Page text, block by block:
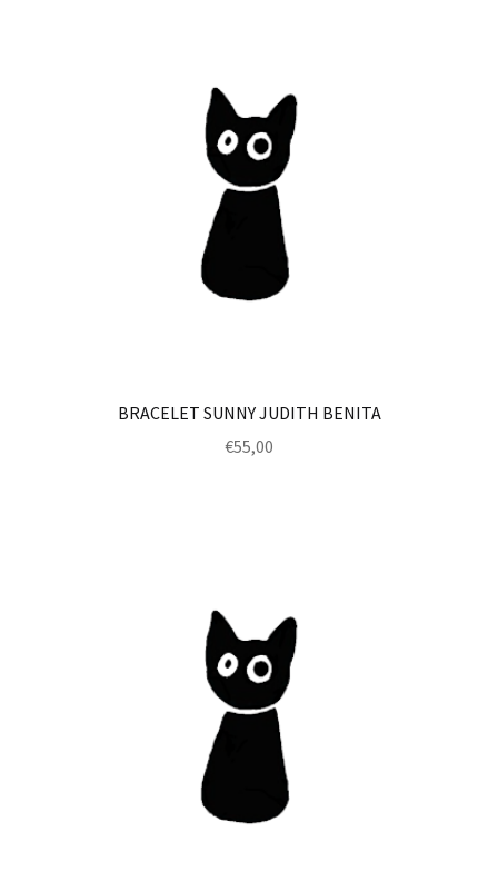
BRACELET SUNNY JUDITH BENITA
€55,00